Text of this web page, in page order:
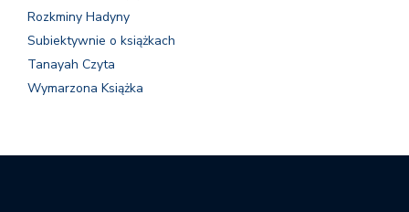
Rozkminy Hadyny
Subiektywnie o książkach
Tanayah Czyta
Wymarzona Książka